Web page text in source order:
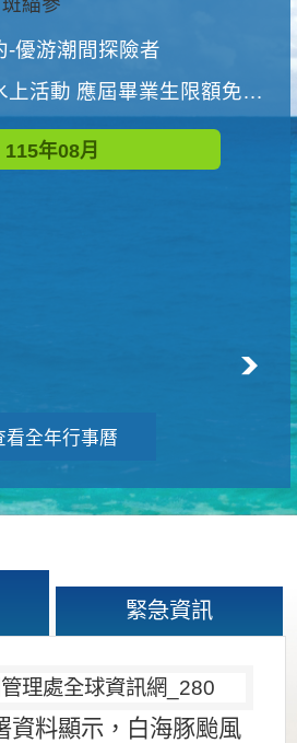
-優游潮間探險者
動 應屆畢業生限額免費參加
115年08月
看全年行事曆
緊急資訊
資料顯示，白海豚颱風